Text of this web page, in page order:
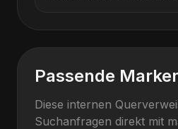
Passende
Diese internen
Suchanfragen direkt mit